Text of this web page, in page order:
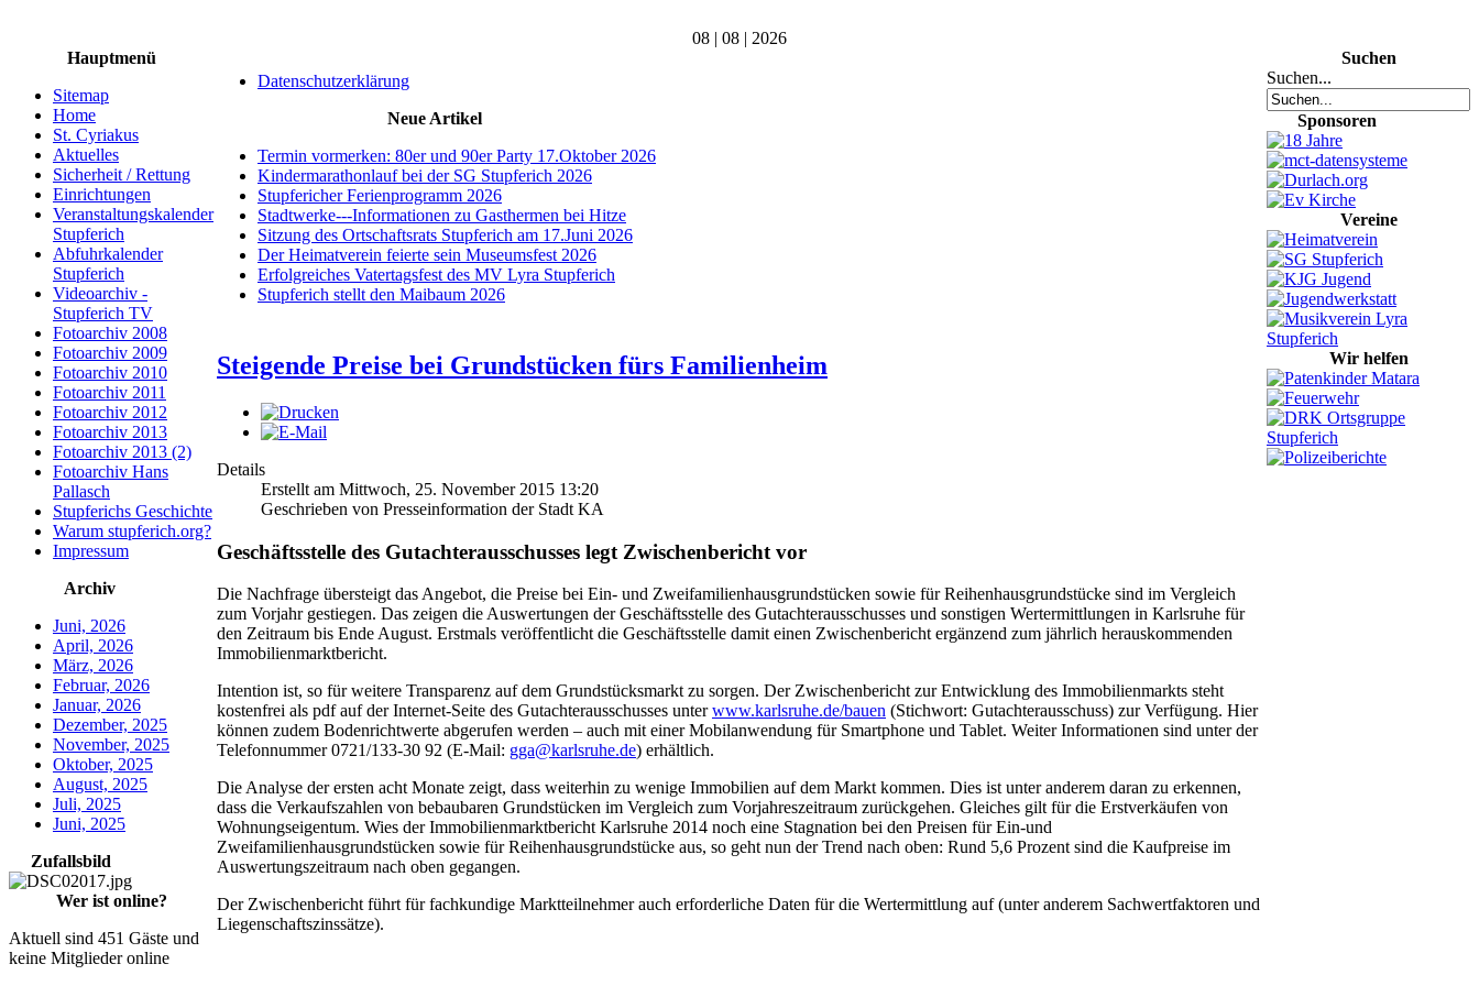
08 | 08 | 2026
Hauptmenü
Sitemap
Home
St. Cyriakus
Aktuelles
Sicherheit / Rettung
Einrichtungen
Veranstaltungskalender
Stupferich
Abfuhrkalender
Stupferich
Videoarchiv -
Stupferich TV
Fotoarchiv 2008
Fotoarchiv 2009
Fotoarchiv 2010
Fotoarchiv 2011
Fotoarchiv 2012
Fotoarchiv 2013
Fotoarchiv 2013 (2)
Fotoarchiv Hans
Pallasch
Stupferichs Geschichte
Warum stupferich.org?
Impressum
Archiv
Juni, 2026
April, 2026
März, 2026
Februar, 2026
Januar, 2026
Dezember, 2025
November, 2025
Oktober, 2025
August, 2025
Juli, 2025
Juni, 2025
Zufallsbild
Wer ist online?
Aktuell sind 451 Gäste und
keine Mitglieder online
Datenschutzerklärung
Neue Artikel
Termin vormerken: 80er und 90er Party 17.Oktober 2026
Kindermarathonlauf bei der SG Stupferich 2026
Stupfericher Ferienprogramm 2026
Stadtwerke---Informationen zu Gasthermen bei Hitze
Sitzung des Ortschaftsrats Stupferich am 17.Juni 2026
Der Heimatverein feierte sein Museumsfest 2026
Erfolgreiches Vatertagsfest des MV Lyra Stupferich
Stupferich stellt den Maibaum 2026
Steigende Preise bei Grundstücken fürs Familienheim
Details
Erstellt am Mittwoch, 25. November 2015 13:20
Geschrieben von Presseinformation der Stadt KA
Geschäftsstelle des Gutachterausschusses legt Zwischenbericht vor
Die Nachfrage übersteigt das Angebot, die Preise bei Ein- und Zweifamilienhausgrundstücken sowie für Reihenhausgrundstücke sind im Vergleich
zum Vorjahr gestiegen. Das zeigen die Auswertungen der Geschäftsstelle des Gutachterausschusses und sonstigen Wertermittlungen in Karlsruhe für
den Zeitraum bis Ende August. Erstmals veröffentlicht die Geschäftsstelle damit einen Zwischenbericht ergänzend zum jährlich herauskommenden
Immobilienmarktbericht.
Intention ist, so für weitere Transparenz auf dem Grundstücksmarkt zu sorgen. Der Zwischenbericht zur Entwicklung des Immobilienmarkts steht
kostenfrei als pdf auf der Internet-Seite des Gutachterausschusses unterwww.karlsruhe.de/bauen (Stichwort: Gutachterausschuss) zur Verfügung. Hier
können zudem Bodenrichtwerte abgerufen werden – auch mit einer Mobilanwendung für Smartphone und Tablet. Weiter Informationen sind unter der
Telefonnummer 0721/133-30 92 (E-Mail: gga@karlsruhe.de) erhältlich.
Die Analyse der ersten acht Monate zeigt, dass weiterhin zu wenige Immobilien auf dem Markt kommen. Dies ist unter anderem daran zu erkennen,
dass die Verkaufszahlen von bebaubaren Grundstücken im Vergleich zum Vorjahreszeitraum zurückgehen. Gleiches gilt für die Erstverkäufen von
Wohnungseigentum. Wies der Immobilienmarktbericht Karlsruhe 2014 noch eine Stagnation bei den Preisen für Ein-und
Zweifamilienhausgrundstücken sowie für Reihenhausgrundstücke aus, so geht nun der Trend nach oben: Rund 5,6 Prozent sind die Kaufpreise im
Auswertungszeitraum nach oben gegangen.
Der Zwischenbericht führt für fachkundige Marktteilnehmer auch erforderliche Daten für die Wertermittlung auf (unter anderem Sachwertfaktoren und
Liegenschaftszinssätze).
Suchen
Suchen...
Sponsoren
Vereine
Wir helfen